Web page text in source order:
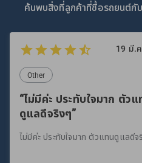
ค้นพบสิ่งที่ลูกค้าที่ซื้อรถยนต์กั
19 มี.
Other
“ไม่มีค่ะ ประทับใจมาก ตัว
ดูแลดีจริงๆ”
ไม่มีค่ะ ประทับใจมาก ตัวแทนดูแลดีจ